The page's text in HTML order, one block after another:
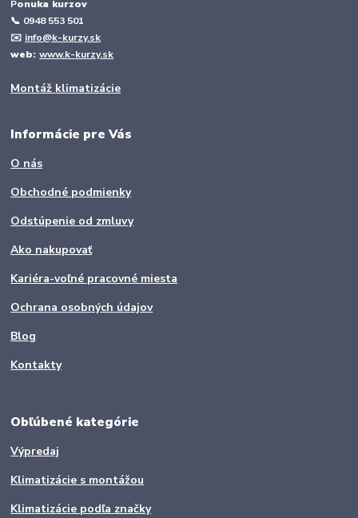
Ponuka kurzov
📞 0948 553 501
✉️ info@k-kurzy.sk
web:www.k-kurzy.sk
Montáž klimatizácie
Informácie pre Vás
O nás
Obchodné podmienky
Odstúpenie od zmluvy
Ako nakupovať
Kariéra-voľné pracovné miesta
Ochrana osobných údajov
Blog
Kontakty
Obľúbené kategórie
Výpredaj
Klimatizácie s montážou
Klimatizácie podľa značky